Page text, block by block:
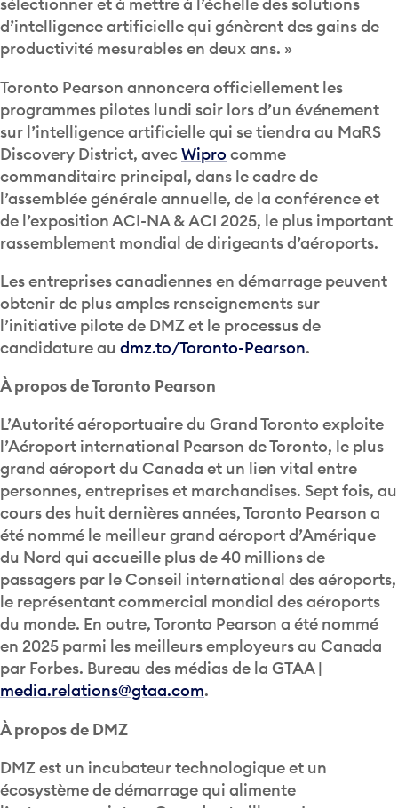
sélectionner et à mettre à l’échelle des solutions
d’intelligence artificielle qui génèrent des gains de
productivité mesurables en deux ans. »
Toronto Pearson annoncera officiellement les
programmes pilotes lundi soir lors d’un événement
sur l’intelligence artificielle qui se tiendra au MaRS
Discovery District, avecWipro comme
commanditaire principal, dans le cadre de
l’assemblée générale annuelle, de la conférence et
de l’exposition ACI-NA & ACI 2025, le plus important
rassemblement mondial de dirigeants d’aéroports.
Les entreprises canadiennes en démarrage peuvent
obtenir de plus amples renseignements sur
l’initiative pilote de DMZ et le processus de
candidature au dmz.to/Toronto-Pearson.
À propos de Toronto Pearson
L’Autorité aéroportuaire du Grand Toronto exploite
l’Aéroport international Pearson de Toronto, le plus
grand aéroport du Canada et un lien vital entre
personnes, entreprises et marchandises. Sept fois, au
cours des huit dernières années, Toronto Pearson a
été nommé le meilleur grand aéroport d’Amérique
du Nord qui accueille plus de 40 millions de
passagers par le Conseil international des aéroports,
le représentant commercial mondial des aéroports
du monde. En outre, Toronto Pearson a été nommé
en 2025 parmi les meilleurs employeurs au Canada
par Forbes. Bureau des médias de la GTAA |
media.relations@gtaa.com.
À propos de DMZ
DMZ est un incubateur technologique et un
écosystème de démarrage qui alimente